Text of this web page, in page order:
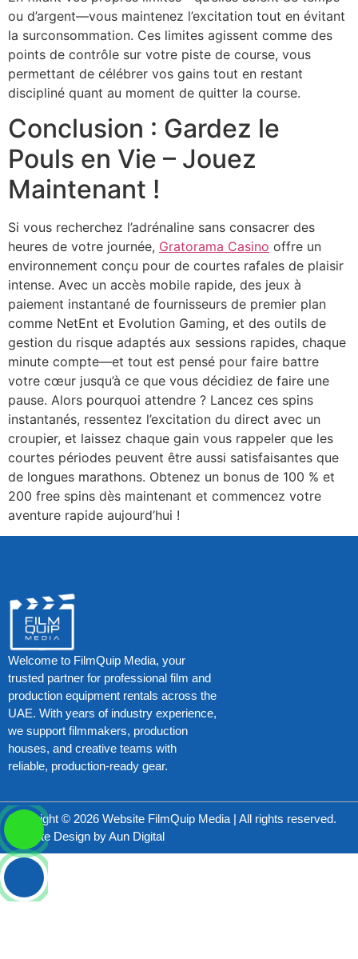
ou d’argent—vous maintenez l’excitation tout en évitant
la surconsommation. Ces limites agissent comme des
points de contrôle sur votre piste de course, vous
permettant de célébrer vos gains tout en restant
discipliné quant au moment de quitter la course.
Conclusion : Gardez le
Pouls en Vie – Jouez
Maintenant !
Si vous recherchez l’adrénaline sans consacrer des
heures de votre journée, Gratorama Casino offre un
environnement conçu pour de courtes rafales de plaisir
intense. Avec un accès mobile rapide, des jeux à
paiement instantané de fournisseurs de premier plan
comme NetEnt et Evolution Gaming, et des outils de
gestion du risque adaptés aux sessions rapides, chaque
minute compte—et tout est pensé pour faire battre
votre cœur jusqu’à ce que vous décidiez de faire une
pause. Alors pourquoi attendre ? Lancez ces spins
instantanés, ressentez l’excitation du direct avec un
croupier, et laissez chaque gain vous rappeler que les
courtes périodes peuvent être aussi satisfaisantes que
de longues marathons. Obtenez un bonus de 100 % et
200 free spins dès maintenant et commencez votre
aventure rapide aujourd’hui !
Welcome to FilmQuip Media, your
trusted partner for professional film and
production equipment rentals across the
UAE. With years of industry experience,
we support filmmakers, production
houses, and creative teams with
reliable, production-ready gear.
Copyright © 2026 Website FilmQuip Media | All rights reserved.
Website Design byAun Digital